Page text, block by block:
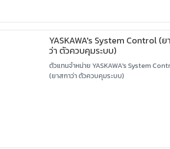
YASKAWA's System Control (ย
ว่า ตัวควบคุมระบบ)
ตัวแทนจำหน่าย YASKAWA's System
(ยาสกาว่า ตัวควบคุมระบบ)